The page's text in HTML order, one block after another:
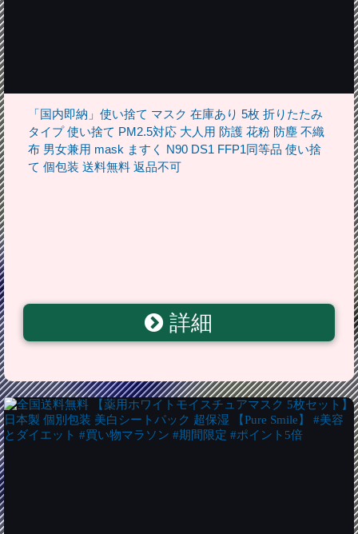
「国内即納」使い捨て マスク 在庫あり 5枚 折りたたみ
タイプ 使い捨て PM2.5対応 大人用 防護 花粉 防塵 不織
布 男女兼用 mask ますく N90 DS1 FFP1同等品 使い捨
て 個包装 送料無料 返品不可
詳細